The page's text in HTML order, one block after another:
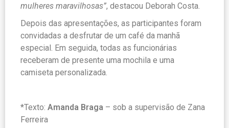
mulheres maravilhosas”, destacou Deborah Costa.
Depois das apresentações, as participantes foram
convidadas a desfrutar de um café da manhã
especial. Em seguida, todas as funcionárias
receberam de presente uma mochila e uma
camiseta personalizada.
*Texto: Amanda Braga – sob a supervisão de Zana
Ferreira